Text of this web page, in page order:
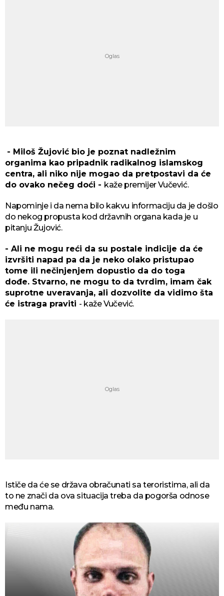
- Miloš Žujović bio je poznat nadležnim
organima kao pripadnik radikalnog islamskog
centra, ali niko nije mogao da pretpostavi da će
do ovako nečeg doći - kaže premijer Vučević.
Napominje i da nema bilo kakvu informaciju da je došlo
do nekog propusta kod državnih organa kada je u
pitanju Žujović.
- Ali ne mogu reći da su postale indicije da će
izvršiti napad pa da je neko olako pristupao
tome ili nečinjenjem dopustio da do toga
dođe. Stvarno, ne mogu to da tvrdim, imam čak
suprotne uveravanja, ali dozvolite da vidimo šta
će istraga praviti - kaže Vučević.
Ističe da će se država obračunati sa teroristima, ali da
to ne znači da ova situacija treba da pogorša odnose
među nama.